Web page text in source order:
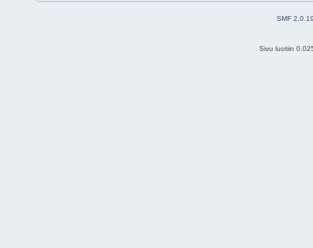
SMF
Sivu luotiin